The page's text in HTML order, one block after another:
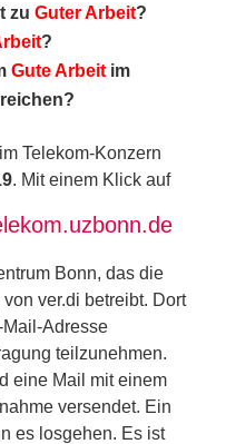
zu Guter Arbeit?
?
Gute Arbeitim
Telekom-Konzern
. Mit einem Klick auf
Bonn, das die
ver.di betreibt. Dort
Adresse
teilzunehmen.
eine Mail mit einem
versendet. Ein
es losgehen. Es ist